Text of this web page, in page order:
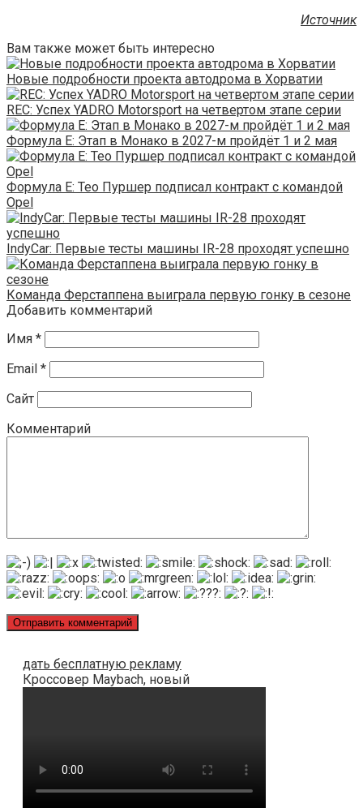
Источник
Вам также может быть интересно
Новые подробности проекта автодрома в Хорватии
REC: Успех YADRO Motorsport на четвертом этапе серии
Формула E: Этап в Монако в 2027-м пройдёт 1 и 2 мая
Формула E: Тео Пуршер подписал контракт с командой
Opel
IndyCar: Первые тесты машины IR-28 проходят успешно
Команда Ферстаппена выиграла первую гонку в сезоне
Добавить комментарий
Имя *
Email *
Сайт
Комментарий
дать бесплатную рекламу
Кроссовер Maybach, новый